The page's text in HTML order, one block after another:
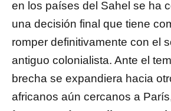
en los países del Sahel se ha
una decisión final que tiene
romper definitivamente con el
antiguo colonialista. Ante el
brecha se expandiera hacia
africanos aún cercanos a